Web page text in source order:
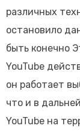
различных
остановило
быть конечно
YouTube
он работает
что и в
YouTube на